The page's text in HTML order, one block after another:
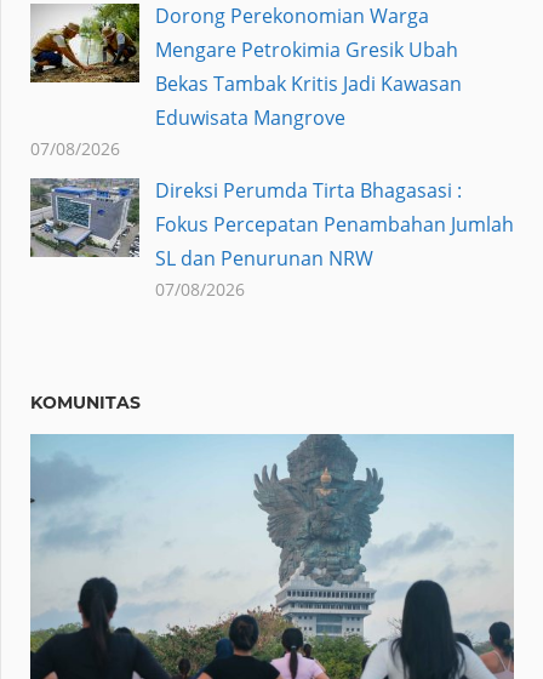
Dorong Perekonomian Warga
Mengare Petrokimia Gresik Ubah
Bekas Tambak Kritis Jadi Kawasan
Eduwisata Mangrove
07/08/2026
Direksi Perumda Tirta Bhagasasi :
Fokus Percepatan Penambahan Jumlah
SL dan Penurunan NRW
07/08/2026
KOMUNITAS